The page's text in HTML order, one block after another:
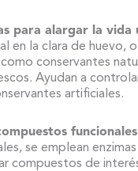
para alargar la vida
en la clara de huevo,
conservantes
Ayudan a
artificiales.
funcionales
se emplean
compuestos de